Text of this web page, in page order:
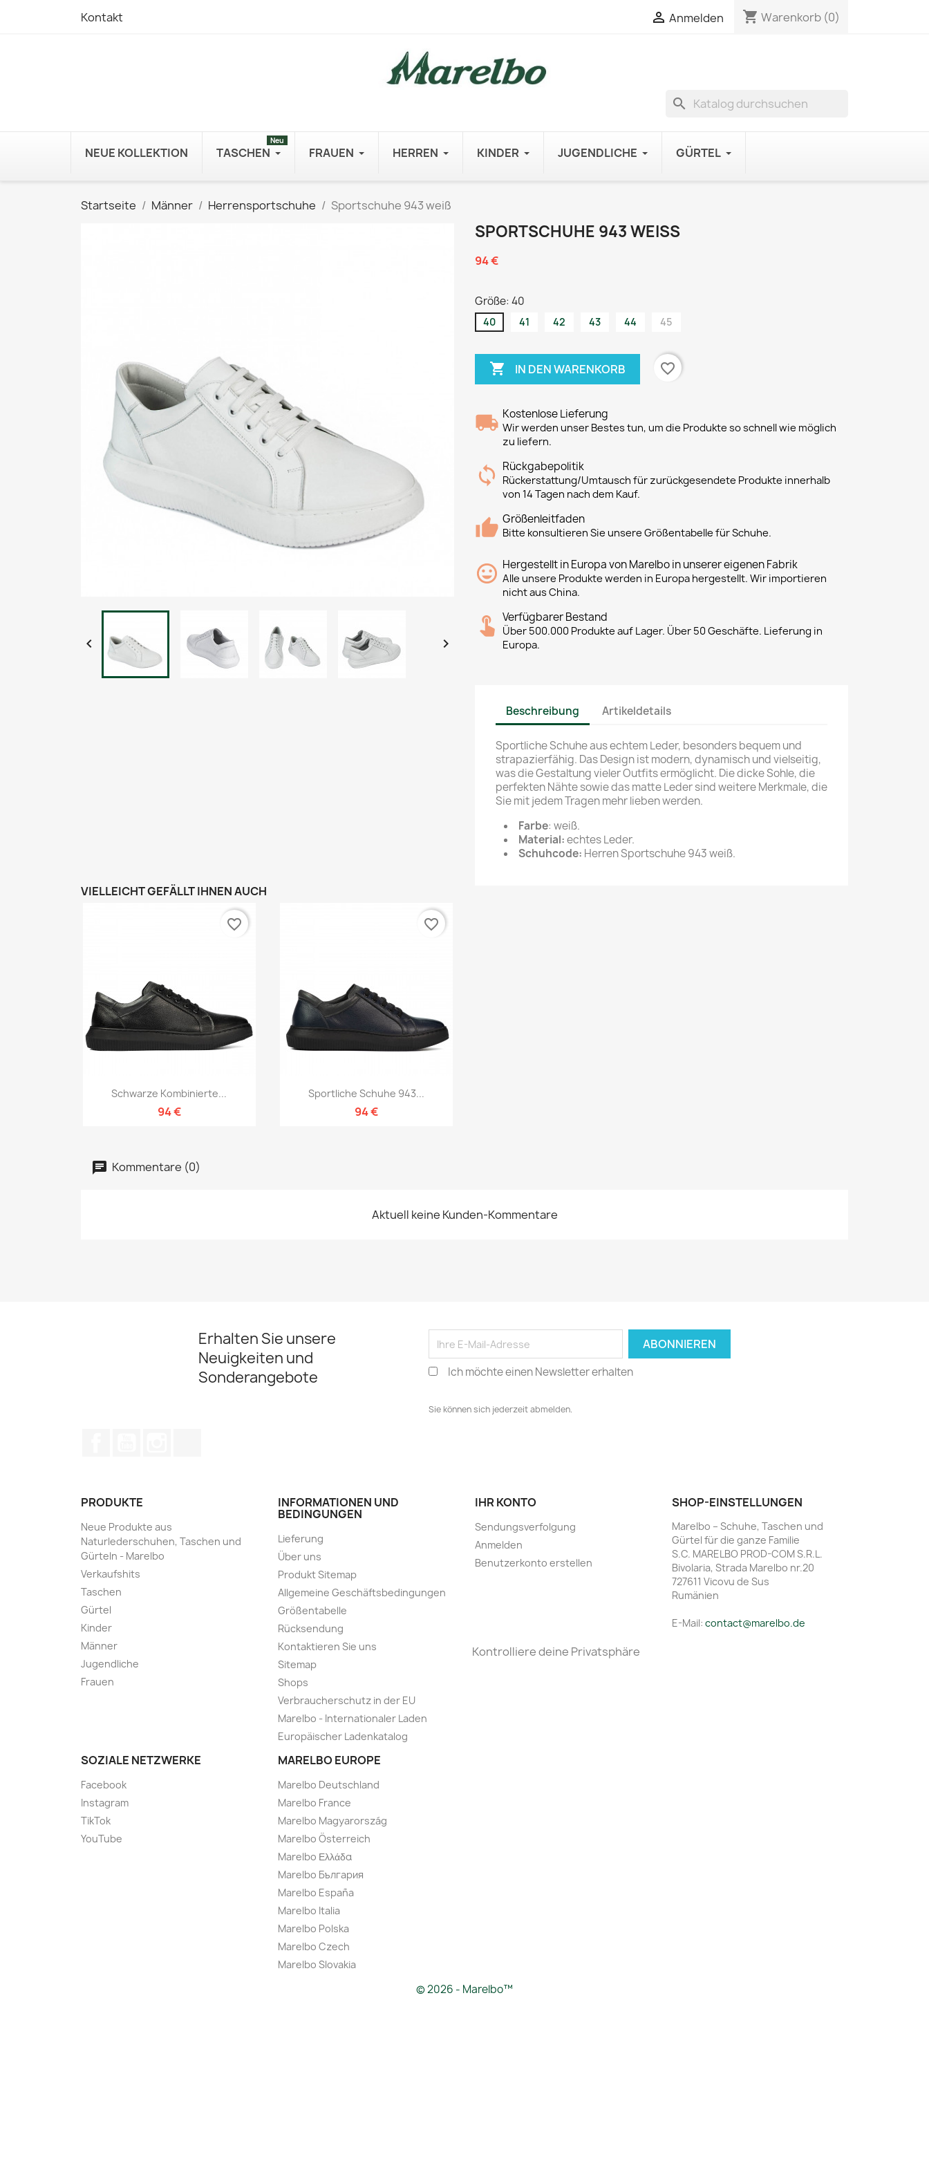
Kontakt  Anmelden shopping_cart Warenkorb (0)
search
NEUE KOLLEKTION TASCHEN
Neu
FRAUEN HERREN KINDER JUGENDLICHE GÜRTEL
Startseite Männer Herrensportschuhe Sportschuhe 943 weiß
 
SPORTSCHUHE 943 WEISS
94 €
Größe: 40
40 41 42 43 44 45
 IN DEN WARENKORB favorite_border
Kostenlose Lieferung
Wir werden unser Bestes tun, um die Produkte so schnell wie möglich
zu liefern.
Rückgabepolitik
Rückerstattung/Umtausch für zurückgesendete Produkte innerhalb
von 14 Tagen nach dem Kauf.
Größenleitfaden
Bitte konsultieren Sie unsere Größentabelle für Schuhe.
Hergestellt in Europa von Marelbo in unserer eigenen Fabrik
Alle unsere Produkte werden in Europa hergestellt. Wir importieren
nicht aus China.
Verfügbarer Bestand
Über 500.000 Produkte auf Lager. Über 50 Geschäfte. Lieferung in
Europa.
Beschreibung Artikeldetails
Sportliche Schuhe aus echtem Leder, besonders bequem und
strapazierfähig. Das Design ist modern, dynamisch und vielseitig,
was die Gestaltung vieler Outfits ermöglicht. Die dicke Sohle, die
perfekten Nähte sowie das matte Leder sind weitere Merkmale, die
Sie mit jedem Tragen mehr lieben werden.
Farbe: weiß.
Material:echtes Leder.
Schuhcode: Herren Sportschuhe 943 weiß.
VIELLEICHT GEFÄLLT IHNEN AUCH
Vorschau
Schwarze Kombinierte...
94 €
favorite_border
Vorschau
Sportliche Schuhe 943...
94 €
favorite_border
Kommentare (0)
Aktuell keine Kunden-Kommentare
Erhalten Sie unsere
Neuigkeiten und
Sonderangebote
Ich möchte einen Newsletter erhalten
Sie können sich jederzeit abmelden.
PRODUKTE
Neue Produkte aus
Naturlederschuhen, Taschen und
Gürteln - Marelbo
Verkaufshits
Taschen
Gürtel
Kinder
Männer
Jugendliche
Frauen
INFORMATIONEN UND
BEDINGUNGEN
Lieferung
Über uns
Produkt Sitemap
Allgemeine Geschäftsbedingungen
Größentabelle
Rücksendung
Kontaktieren Sie uns
Sitemap
Shops
Verbraucherschutz in der EU
Marelbo - Internationaler Laden
Europäischer Ladenkatalog
SOZIALE NETZWERKE
Facebook
Instagram
TikTok
YouTube
MARELBO EUROPE
Marelbo Deutschland
Marelbo France
Marelbo Magyarország
Marelbo Österreich
Marelbo Ελλάδα
Marelbo България
Marelbo España
Marelbo Italia
Marelbo Polska
Marelbo Czech
Marelbo Slovakia
IHR KONTO
Sendungsverfolgung
Anmelden
Benutzerkonto erstellen
SHOP-EINSTELLUNGEN
Marelbo – Schuhe, Taschen und
Gürtel für die ganze Familie
S.C. MARELBO PROD-COM S.R.L.
Bivolaria, Strada Marelbo nr.20
727611 Vicovu de Sus
Rumänien
E-Mail: contact@marelbo.de
Kontrolliere deine Privatsphäre
© 2026 - Marelbo™